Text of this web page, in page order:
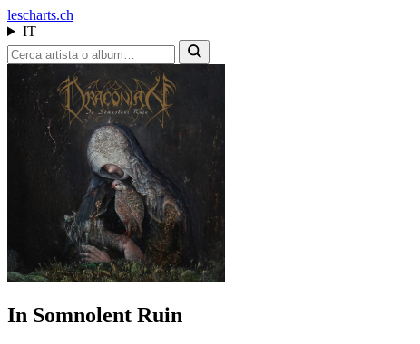
lescharts.ch
IT
In Somnolent Ruin